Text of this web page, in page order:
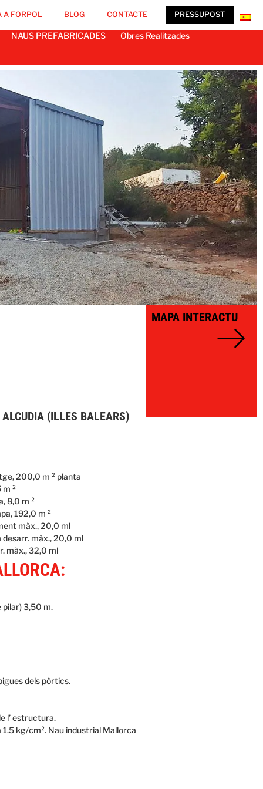
A FORPOL BLOG CONTACTE PRESSUPOST
NAUS PREFABRICADES Obres Realitzades
MAPA INTERACTU
(ILLES BALEARS)
200,0 m ² planta
²
8,0 m ²
192,0 m ²
màx., 20,0 ml
desarr. màx., 20,0 ml
màx., 32,0 ml
3,50 m.
dels pòrtics.
l’ estructura.
kg/cm². Nau industrial Mallorca